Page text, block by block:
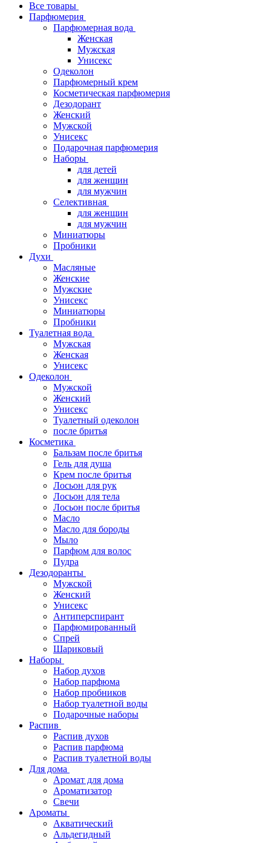
Все товары
Парфюмерия
Парфюмерная вода
Женская
Мужская
Унисекс
Одеколон
Парфюмерный крем
Косметическая парфюмерия
Дезодорант
Женский
Мужской
Унисекс
Подарочная парфюмерия
Наборы
для детей
для женщин
для мужчин
Селективная
для женщин
для мужчин
Миниатюры
Пробники
Духи
Масляные
Женские
Мужские
Унисекс
Миниатюры
Пробники
Туалетная вода
Мужская
Женская
Унисекс
Одеколон
Мужской
Женский
Унисекс
Туалетный одеколон
после бритья
Косметика
Бальзам после бритья
Гель для душа
Крем после бритья
Лосьон для рук
Лосьон для тела
Лосьон после бритья
Масло
Масло для бороды
Мыло
Парфюм для волос
Пудра
Дезодоранты
Мужской
Женский
Унисекс
Антиперспирант
Парфюмированный
Спрей
Шариковый
Наборы
Набор духов
Набор парфюма
Набор пробников
Набор туалетной воды
Подарочные наборы
Распив
Распив духов
Распив парфюма
Распив туалетной воды
Для дома
Аромат для дома
Ароматизатор
Свечи
Ароматы
Акватический
Альдегидный